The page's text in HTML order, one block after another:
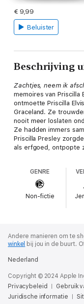
€ 9,99
Beluister
Beschrijving
Zachtjes, neem ik
memoires van Priscilla
ontmoette Priscilla
Graceland. Ze
nooit meer loslaten
Ze hadden immers
Priscilla Presley
als erfgoed, ontpopte
kinderen met
ontwikkelen om te
verwoestende verlies
Priscilla op haar
die troost en
het vinden van je plek
neemt de lezer mee
GENRE
Non-fictie
Andere manieren om te
winkel bij jou in de buurt.
Nederland
Copyright © 2024 Apple
Privacybeleid
Gebruik
Juridische informatie